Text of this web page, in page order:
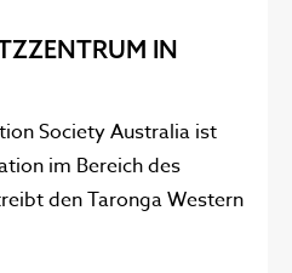
IN
Society Australia ist
im Bereich des
den Taronga Western